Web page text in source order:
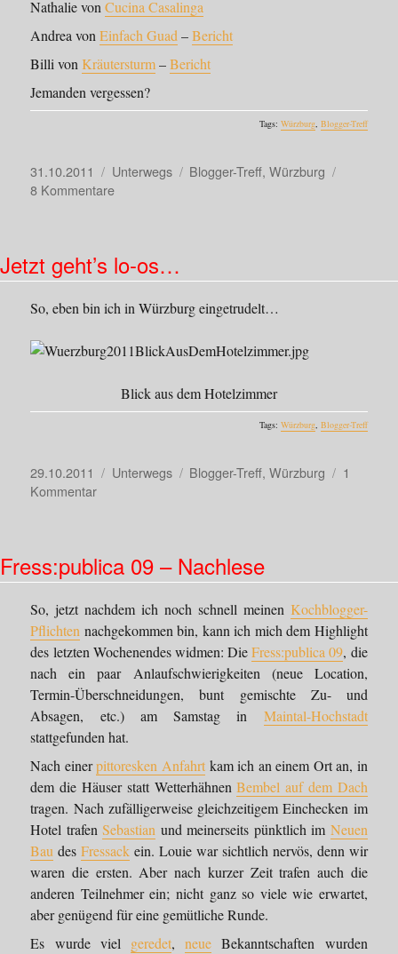
Nathalie vonCucina Casalinga
Andrea vonEinfach Guad –Bericht
Billi vonKräutersturm–Bericht
Jemanden vergessen?
Tags: Würzburg, Blogger-Treff
Veröffentlicht
am
31.10.2011 Kategorien
Unterwegs Schlagwörter
Blogger-Treff,Würzburg
8 Kommentarezu
Würzburg
…
Jetzt geht’s lo-os…
So, eben bin ich in Würzburg eingetrudelt…
Blick aus dem Hotelzimmer
Tags: Würzburg, Blogger-Treff
Veröffentlicht
am
29.10.2011 Kategorien
Unterwegs Schlagwörter
Blogger-Treff,Würzburg
1
Kommentarzu
os…
Fress:publica 09 – Nachlese
So, jetzt nachdem ich noch schnell meinen Kochblogger-
Pflichten nachgekommen bin, kann ich mich dem Highlight
des letzten Wochenendes widmen: DieFress:publica 09, die
nach ein paar Anlaufschwierigkeiten (neue Location,
Termin-Überschneidungen, bunt gemischte Zu- und
Absagen, etc.) am Samstag in Maintal-Hochstadt
stattgefunden hat.
Nach einerpittoresken Anfahrt kam ich an einem Ort an, in
dem die Häuser statt WetterhähnenBembel auf dem Dach
tragen. Nach zufälligerweise gleichzeitigem Einchecken im
Hotel trafenSebastian und meinerseits pünktlich im Neuen
Bau desFressack ein. Louie war sichtlich nervös, denn wir
waren die ersten. Aber nach kurzer Zeit trafen auch die
anderen Teilnehmer ein; nicht ganz so viele wie erwartet,
aber genügend für eine gemütliche Runde.
Es wurde viel geredet,neue Bekanntschaften wurden